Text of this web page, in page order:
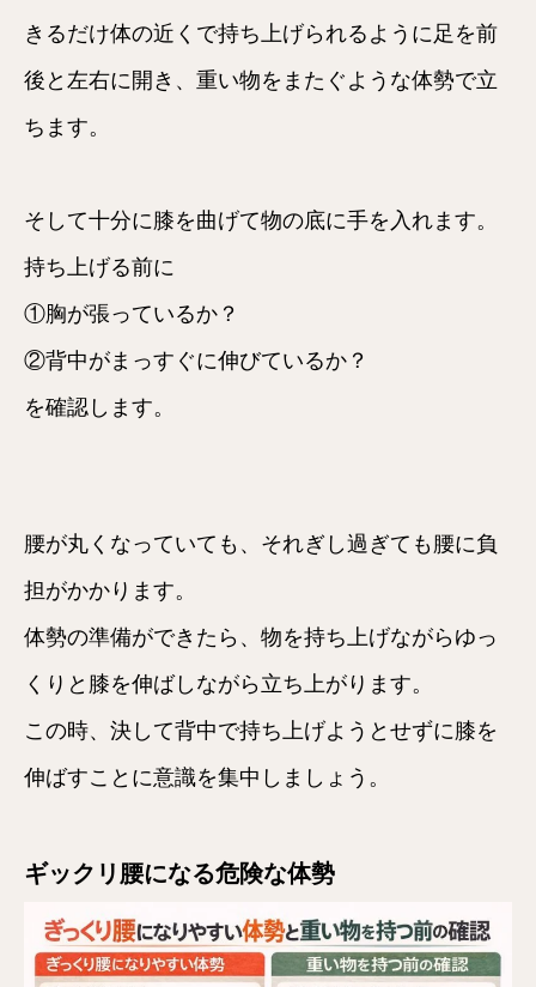
きるだけ体の近くで持ち上げられるように足を前
後と左右に開き、重い物をまたぐような体勢で立
ちます。
そして十分に膝を曲げて物の底に手を入れます。
持ち上げる前に
①胸が張っているか？
②背中がまっすぐに伸びているか？
を確認します。
腰が丸くなっていても、それぎし過ぎても腰に負
担がかかります。
体勢の準備ができたら、物を持ち上げながらゆっ
くりと膝を伸ばしながら立ち上がります。
この時、決して背中で持ち上げようとせずに膝を
伸ばすことに意識を集中しましょう。
ギックリ腰になる危険な体勢